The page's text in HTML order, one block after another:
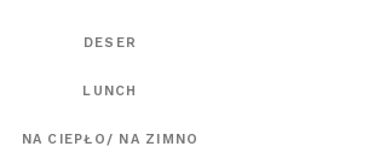
DESER
LUNCH
NA CIEPŁO/ NA ZIMNO